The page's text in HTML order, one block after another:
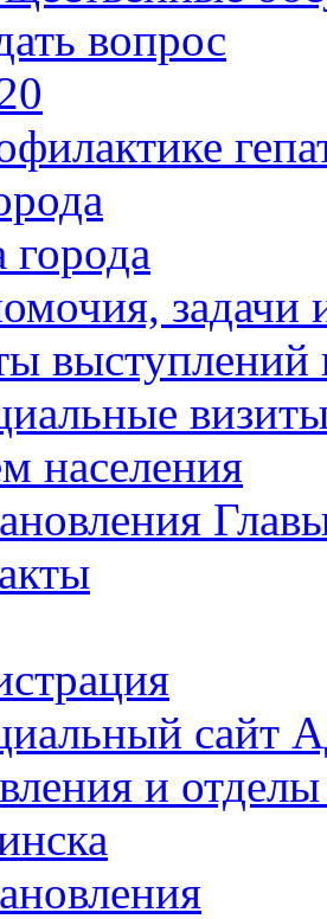
вопрос
города
задачи
выступлений
населения
сайт
и